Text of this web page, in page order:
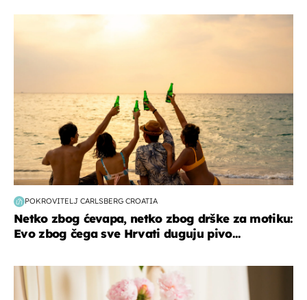
POKROVITELJ CARLSBERG CROATIA
Netko zbog ćevapa, netko zbog drške za motiku:
Evo zbog čega sve Hrvati duguju pivo...
moda & ljepota